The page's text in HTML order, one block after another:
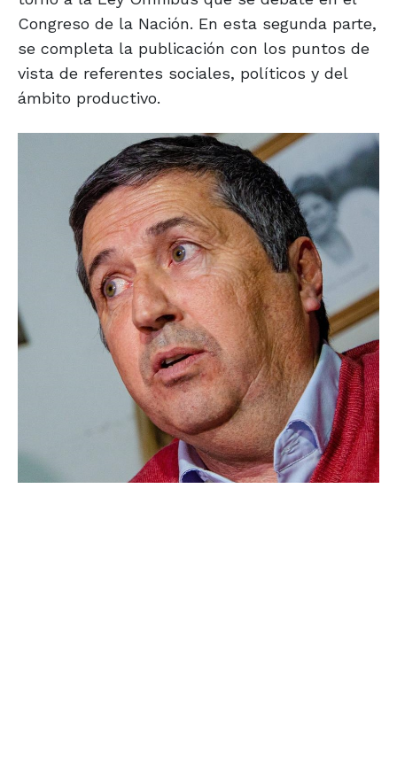
Congreso de la Nación. En esta segunda parte,
se completa la publicación con los puntos de
vista de referentes sociales, políticos y del
ámbito productivo.